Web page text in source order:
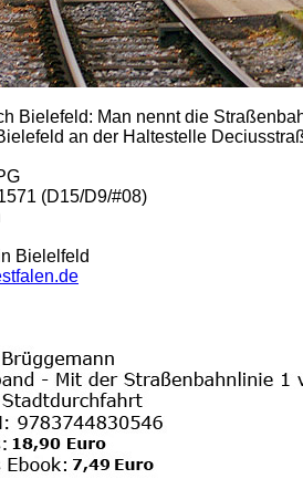
Bielefeld: Man nennt die
an der Haltestelle
(D15/D9/#08)
Bielelfeld